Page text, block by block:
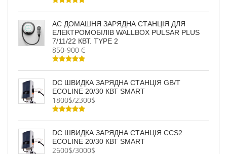
AC ДОМАШНЯ ЗАРЯДНА СТАНЦІЯ ДЛЯ
ЕЛЕКТРОМОБІЛІВ WALLBOX PULSAR PLUS
7/11/22 КВТ. TYPE 2
850-900 Є
DC ШВИДКА ЗАРЯДНА СТАНЦІЯ GB/T
ECOLINE 20/30 КВТ SMART
1800$/2300$
DC ШВИДКА ЗАРЯДНА СТАНЦІЯ CCS2
ECOLINE 20/30 КВТ SMART
2600$/3000$